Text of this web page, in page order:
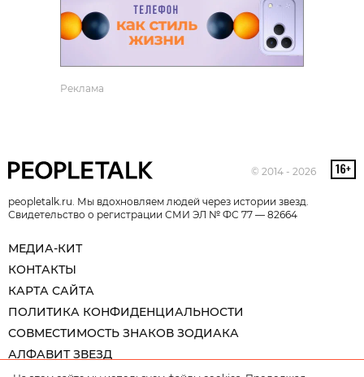
Реклама
© 2014 - 2026
peopletalk.ru. Мы вдохновляем людей через истории звезд.
Свидетельство о регистрации СМИ ЭЛ № ФС 77 — 82664
МЕДИА-КИТ
КОНТАКТЫ
КАРТА САЙТА
ПОЛИТИКА КОНФИДЕНЦИАЛЬНОСТИ
СОВМЕСТИМОСТЬ ЗНАКОВ ЗОДИАКА
АЛФАВИТ ЗВЕЗД